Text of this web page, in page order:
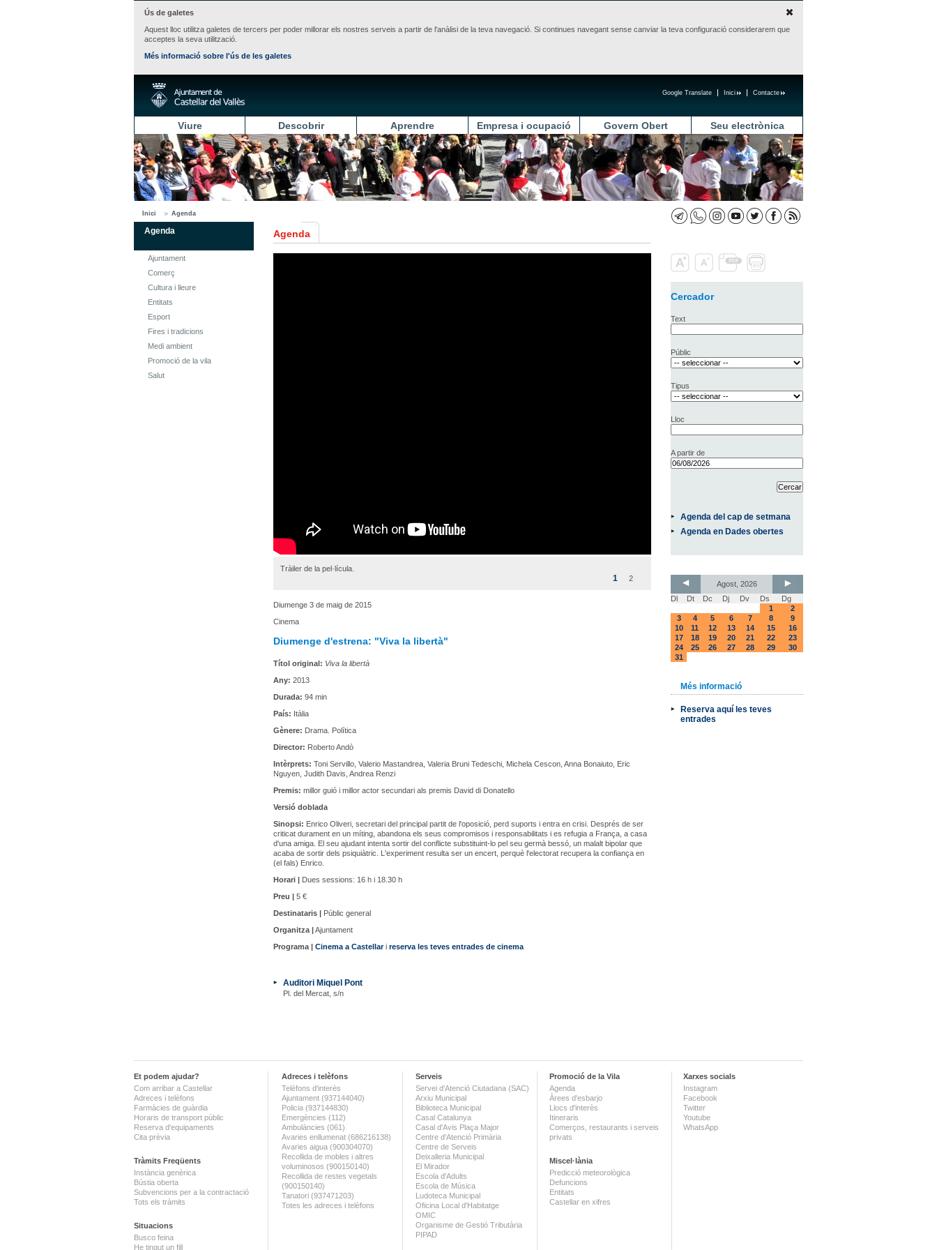
Ús de galetes
Aquest lloc utilitza galetes de tercers per poder millorar els nostres serveis a partir de l'anàlisi de la teva navegació. Si continues navegant sense canviar la teva configuració considerarem que
acceptes la seva utilització.
Més informació sobre l'ús de les galetes
Contacte
Inici
Google Translate
Viure Descobrir Aprendre Empresa i ocupació Govern Obert Seu electrònica
Inici Agenda
Agenda
Ajuntament
Comerç
Cultura i lleure
Entitats
Esport
Fires i tradicions
Medi ambient
Promoció de la vila
Salut
Agenda
Tràiler de la pel·lícula.
1 2
Diumenge 3 de maig de 2015
Cinema
Diumenge d'estrena: "Viva la libertà"
Títol original: Viva la libertà
Any: 2013
Durada: 94 min
País: Itàlia
Gènere: Drama. Política
Director: Roberto Andò
Intèrprets: Toni Servillo, Valerio Mastandrea, Valeria Bruni Tedeschi, Michela Cescon, Anna Bonaiuto, Eric
Nguyen, Judith Davis, Andrea Renzi
Premis: millor guió i millor actor secundari als premis David di Donatello
Versió doblada
Sinopsi: Enrico Oliveri, secretari del principal partit de l'oposició, perd suports i entra en crisi. Després de ser
criticat durament en un míting, abandona els seus compromisos i responsabilitats i es refugia a França, a casa
d'una amiga. El seu ajudant intenta sortir del conflicte substituint-lo pel seu germà bessó, un malalt bipolar que
acaba de sortir dels psiquiàtric. L'experiment resulta ser un encert, perquè l'electorat recupera la confiança en
(el fals) Enrico.
Horari | Dues sessions: 16 h i 18.30 h
Preu | 5 €
Destinataris | Públic general
Organitza |Ajuntament
Programa | Cinema a Castellari reserva les teves entrades de cinema
Auditori Miquel Pont
Pl. del Mercat, s/n
Cercador
Text
Públic
Tipus
Lloc
A partir de
Agenda del cap de setmana
Agenda en Dades obertes
Agost, 2026
Dl
Dt Dc Dj Dv Ds
Dg
1
2
3
4 5 6 7 8
9
10
11 12 13 14 15
16
17
18 19 20 21 22
23
24
25 26 27 28 29
30
31
Més informació
Reserva aquí les teves
entrades
Et podem ajudar?
Com arribar a Castellar
Adreces i telèfons
Farmàcies de guàrdia
Horaris de transport públic
Reserva d'equipaments
Cita prèvia
Tràmits Freqüents
Instància genèrica
Bústia oberta
Subvencions per a la contractació
Tots els tràmits
Situacions
Busco feina
He tingut un fill
Adreces i telèfons
Telèfons d'interès
Ajuntament (937144040)
Policia (937144830)
Emergències (112)
Ambulàncies (061)
Avaries enllumenat (686216138)
Avaries aigua (900304070)
Recollida de mobles i altres
voluminosos (900150140)
Recollida de restes vegetals
(900150140)
Tanatori (937471203)
Totes les adreces i telèfons
Serveis
Servei d'Atenció Ciutadana (SAC)
Arxiu Municipal
Biblioteca Municipal
Casal Catalunya
Casal d'Avis Plaça Major
Centre d'Atenció Primària
Centre de Serveis
Deixalleria Municipal
El Mirador
Escola d'Adults
Escola de Música
Ludoteca Municipal
Oficina Local d'Habitatge
OMIC
Organisme de Gestió Tributària
PIPAD
Promoció de la Vila
Agenda
Àrees d'esbarjo
Llocs d'interès
Itineraris
Comerços, restaurants i serveis
privats
Miscel·lània
Predicció meteorològica
Defuncions
Entitats
Castellar en xifres
Xarxes socials
Instagram
Facebook
Twitter
Youtube
WhatsApp